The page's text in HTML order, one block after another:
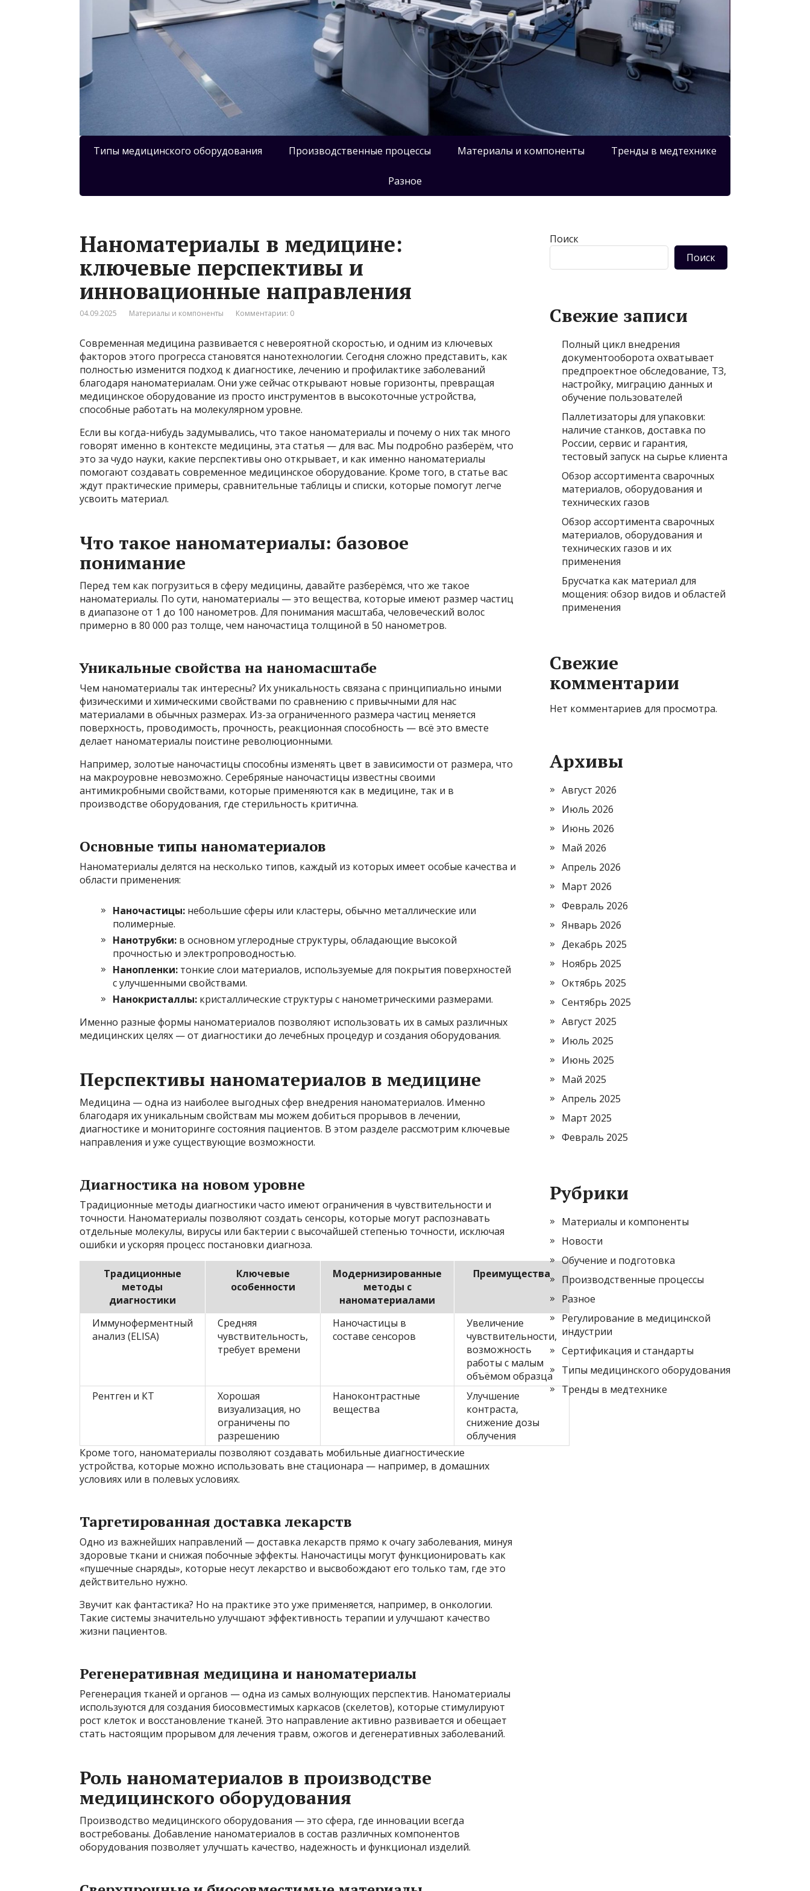
Типы медицинского оборудования Производственные процессы Материалы и компоненты Тренды в медтехнике
Разное
Наноматериалы в медицине:
ключевые перспективы и
инновационные направления
04.09.2025 Материалы и компоненты Комментарии: 0
Современная медицина развивается с невероятной скоростью, и одним из ключевых
факторов этого прогресса становятся нанотехнологии. Сегодня сложно представить, как
полностью изменится подход к диагностике, лечению и профилактике заболеваний
благодаря наноматериалам. Они уже сейчас открывают новые горизонты, превращая
медицинское оборудование из просто инструментов в высокоточные устройства,
способные работать на молекулярном уровне.
Если вы когда-нибудь задумывались, что такое наноматериалы и почему о них так много
говорят именно в контексте медицины, эта статья — для вас. Мы подробно разберём, что
это за чудо науки, какие перспективы оно открывает, и как именно наноматериалы
помогают создавать современное медицинское оборудование. Кроме того, в статье вас
ждут практические примеры, сравнительные таблицы и списки, которые помогут легче
усвоить материал.
Что такое наноматериалы: базовое
понимание
Перед тем как погрузиться в сферу медицины, давайте разберёмся, что же такое
наноматериалы. По сути, наноматериалы — это вещества, которые имеют размер частиц
в диапазоне от 1 до 100 нанометров. Для понимания масштаба, человеческий волос
примерно в 80 000 раз толще, чем наночастица толщиной в 50 нанометров.
Уникальные свойства на наномасштабе
Чем наноматериалы так интересны? Их уникальность связана с принципиально иными
физическими и химическими свойствами по сравнению с привычными для нас
материалами в обычных размерах. Из-за ограниченного размера частиц меняется
поверхность, проводимость, прочность, реакционная способность — всё это вместе
делает наноматериалы поистине революционными.
Например, золотые наночастицы способны изменять цвет в зависимости от размера, что
на макроуровне невозможно. Серебряные наночастицы известны своими
антимикробными свойствами, которые применяются как в медицине, так и в
производстве оборудования, где стерильность критична.
Основные типы наноматериалов
Наноматериалы делятся на несколько типов, каждый из которых имеет особые качества и
области применения:
Наночастицы: небольшие сферы или кластеры, обычно металлические или
полимерные.
Нанотрубки: в основном углеродные структуры, обладающие высокой
прочностью и электропроводностью.
Нанопленки: тонкие слои материалов, используемые для покрытия поверхностей
с улучшенными свойствами.
Нанокристаллы: кристаллические структуры с нанометрическими размерами.
Именно разные формы наноматериалов позволяют использовать их в самых различных
медицинских целях — от диагностики до лечебных процедур и создания оборудования.
Перспективы наноматериалов в медицине
Медицина — одна из наиболее выгодных сфер внедрения наноматериалов. Именно
благодаря их уникальным свойствам мы можем добиться прорывов в лечении,
диагностике и мониторинге состояния пациентов. В этом разделе рассмотрим ключевые
направления и уже существующие возможности.
Диагностика на новом уровне
Традиционные методы диагностики часто имеют ограничения в чувствительности и
точности. Наноматериалы позволяют создать сенсоры, которые могут распознавать
отдельные молекулы, вирусы или бактерии с высочайшей степенью точности, исключая
ошибки и ускоряя процесс постановки диагноза.
Традиционные
методы
диагностики
Ключевые
особенности
Модернизированные
методы с
наноматериалами
Преимущества
Иммуноферментный
анализ (ELISA)
Средняя
чувствительность,
требует времени
Наночастицы в
составе сенсоров
Увеличение
чувствительности,
возможность
работы с малым
объёмом образца
Рентген и КТ
Хорошая
визуализация, но
ограничены по
разрешению
Наноконтрастные
вещества
Улучшение
контраста,
снижение дозы
облучения
Кроме того, наноматериалы позволяют создавать мобильные диагностические
устройства, которые можно использовать вне стационара — например, в домашних
условиях или в полевых условиях.
Таргетированная доставка лекарств
Одно из важнейших направлений — доставка лекарств прямо к очагу заболевания, минуя
здоровые ткани и снижая побочные эффекты. Наночастицы могут функционировать как
«пушечные снаряды», которые несут лекарство и высвобождают его только там, где это
действительно нужно.
Звучит как фантастика? Но на практике это уже применяется, например, в онкологии.
Такие системы значительно улучшают эффективность терапии и улучшают качество
жизни пациентов.
Регенеративная медицина и наноматериалы
Регенерация тканей и органов — одна из самых волнующих перспектив. Наноматериалы
используются для создания биосовместимых каркасов (скелетов), которые стимулируют
рост клеток и восстановление тканей. Это направление активно развивается и обещает
стать настоящим прорывом для лечения травм, ожогов и дегенеративных заболеваний.
Роль наноматериалов в производстве
медицинского оборудования
Производство медицинского оборудования — это сфера, где инновации всегда
востребованы. Добавление наноматериалов в состав различных компонентов
оборудования позволяет улучшать качество, надежность и функционал изделий.
Поиск
Поиск
Свежие записи
Полный цикл внедрения
документооборота охватывает
предпроектное обследование, ТЗ,
настройку, миграцию данных и
обучение пользователей
Паллетизаторы для упаковки:
наличие станков, доставка по
России, сервис и гарантия,
тестовый запуск на сырье клиента
Обзор ассортимента сварочных
материалов, оборудования и
технических газов
Обзор ассортимента сварочных
материалов, оборудования и
технических газов и их
применения
Брусчатка как материал для
мощения: обзор видов и областей
применения
Свежие
комментарии
Нет комментариев для просмотра.
Архивы
Август 2026
Июль 2026
Июнь 2026
Май 2026
Апрель 2026
Март 2026
Февраль 2026
Январь 2026
Декабрь 2025
Ноябрь 2025
Октябрь 2025
Сентябрь 2025
Август 2025
Июль 2025
Июнь 2025
Май 2025
Апрель 2025
Март 2025
Февраль 2025
Рубрики
Материалы и компоненты
Новости
Обучение и подготовка
Производственные процессы
Разное
Регулирование в медицинской
индустрии
Сертификация и стандарты
Типы медицинского оборудования
Тренды в медтехнике